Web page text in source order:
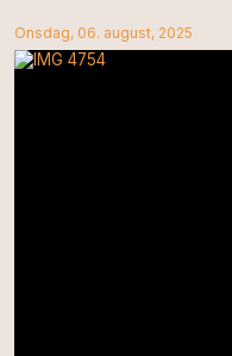
Onsdag, 06. august, 2025